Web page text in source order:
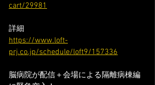
cart/29981
詳細
https://www.loft-
prj.co.jp/schedule/loft9/157336
脳病院が配信＋会場による隔離病棟編